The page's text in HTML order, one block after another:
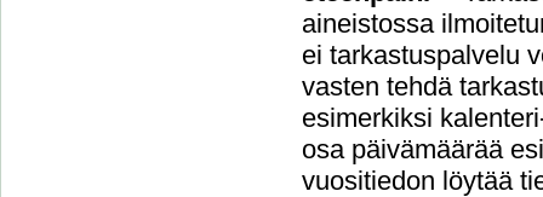
aineistossa
ei tarkastuspalvelu
vasten tehdä
esimerkiksi
osa päivämäärää
vuositiedon löytää